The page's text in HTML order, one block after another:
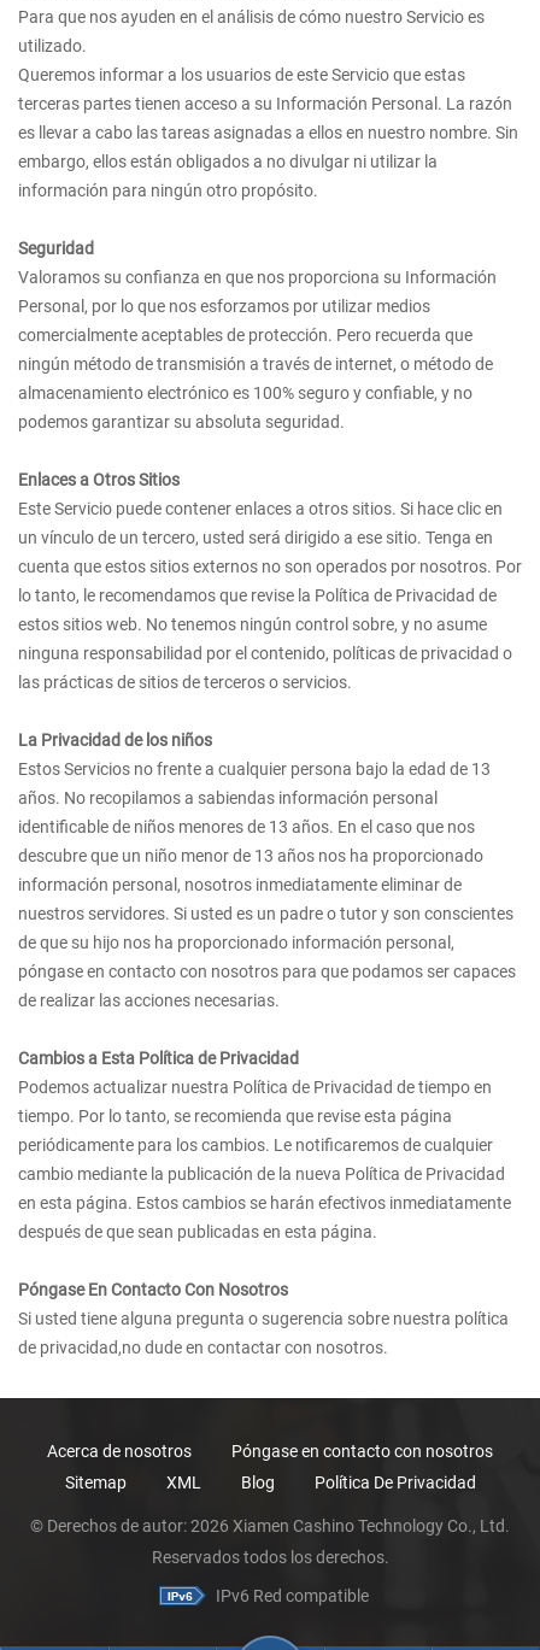
Para que nos ayuden en el análisis de cómo nuestro Servicio es
utilizado.
Queremos informar a los usuarios de este Servicio que estas
terceras partes tienen acceso a su Información Personal. La razón
es llevar a cabo las tareas asignadas a ellos en nuestro nombre. Sin
embargo, ellos están obligados a no divulgar ni utilizar la
información para ningún otro propósito.
Seguridad
Valoramos su confianza en que nos proporciona su Información
Personal, por lo que nos esforzamos por utilizar medios
comercialmente aceptables de protección. Pero recuerda que
ningún método de transmisión a través de internet, o método de
almacenamiento electrónico es 100% seguro y confiable, y no
podemos garantizar su absoluta seguridad.
Enlaces a Otros Sitios
Este Servicio puede contener enlaces a otros sitios. Si hace clic en
un vínculo de un tercero, usted será dirigido a ese sitio. Tenga en
cuenta que estos sitios externos no son operados por nosotros. Por
lo tanto, le recomendamos que revise la Política de Privacidad de
estos sitios web. No tenemos ningún control sobre, y no asume
ninguna responsabilidad por el contenido, políticas de privacidad o
las prácticas de sitios de terceros o servicios.
La Privacidad de los niños
Estos Servicios no frente a cualquier persona bajo la edad de 13
años. No recopilamos a sabiendas información personal
identificable de niños menores de 13 años. En el caso que nos
descubre que un niño menor de 13 años nos ha proporcionado
información personal, nosotros inmediatamente eliminar de
nuestros servidores. Si usted es un padre o tutor y son conscientes
de que su hijo nos ha proporcionado información personal,
póngase en contacto con nosotros para que podamos ser capaces
de realizar las acciones necesarias.
Cambios a Esta Política de Privacidad
Podemos actualizar nuestra Política de Privacidad de tiempo en
tiempo. Por lo tanto, se recomienda que revise esta página
periódicamente para los cambios. Le notificaremos de cualquier
cambio mediante la publicación de la nueva Política de Privacidad
en esta página. Estos cambios se harán efectivos inmediatamente
después de que sean publicadas en esta página.
Póngase En Contacto Con Nosotros
Si usted tiene alguna pregunta o sugerencia sobre nuestra política
de privacidad,no dude en contactar con nosotros.
Acerca de nosotros
Póngase en contacto con nosotros
Sitemap
XML Blog Política De Privacidad
© Derechos de autor: 2026 Xiamen Cashino Technology Co., Ltd.
Reservados todos los derechos.
IPv6 Red compatible